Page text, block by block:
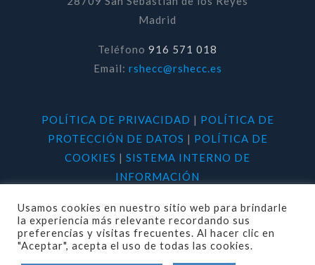
Madrid
Teléfono 916 571 018
Email: rshecc@rshecc.es
POLÍTICA DE PRIVACIDAD | POLÍTICA DE
PROTECCIÓN DE DATOS | POLÍTICA DE
COOKIES | SISTEMA INTERNO DE
INFORMACIÓN
Usamos cookies en nuestro sitio web para brindarle
la experiencia más relevante recordando sus
preferencias y visitas frecuentes. Al hacer clic en
"Aceptar", acepta el uso de todas las cookies.